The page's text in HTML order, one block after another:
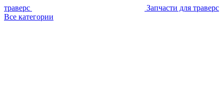
траверс
Запчасти для траверс
Все категории